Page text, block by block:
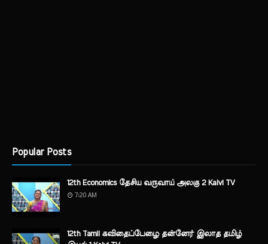
Popular Posts
12th Economics தேசிய வருவாய் அலகு 2 Kalvi TV
7:20 AM
12th Tamil கவிதைப்பேழை தன்னேர் இலாத தமிழ்